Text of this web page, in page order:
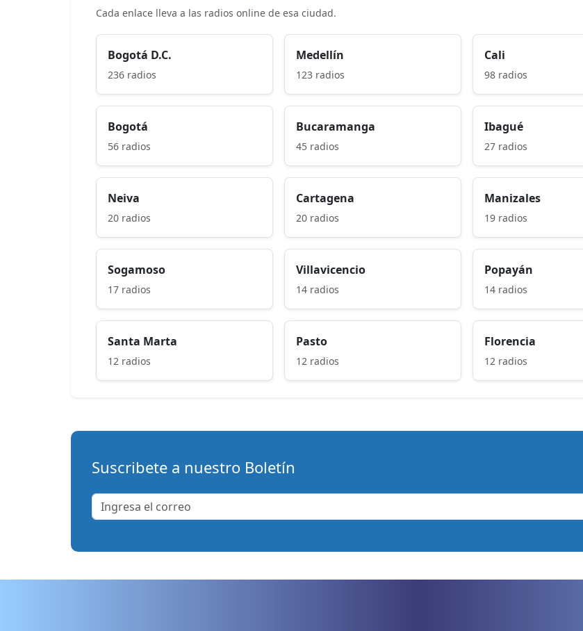
Cada enlace lleva a las radios online de esa ciudad.
Bogotá D.C.
236 radios
Medellín
123 radios
Cali
98 radios
Bogotá
56 radios
Bucaramanga
45 radios
Ibagué
27 radios
Neiva
20 radios
Cartagena
20 radios
Manizales
19 radios
Sogamoso
17 radios
Villavicencio
14 radios
Popayán
14 radios
Santa Marta
12 radios
Pasto
12 radios
Florencia
12 radios
Suscribete a nuestro Boletín